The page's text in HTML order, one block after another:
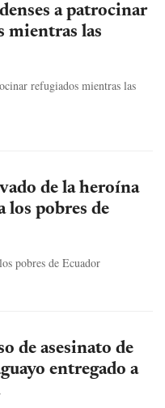
a patrocinar
mientras las
refugiados mientras las
de la heroína
los pobres de
pobres de Ecuador
de asesinato de
entregado a